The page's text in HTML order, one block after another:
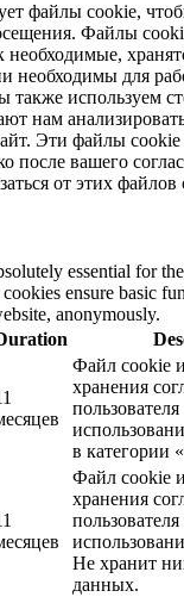
файлы cookie,
Файлы
необходимые,
необходимы для
также используем
нам
Эти файлы cookie
после вашего
от этих файлов
essential for
ensure basic
anonymously.
Файл cookie
хранения
пользователя
в категории
Файл cookie
хранения
пользователя
Не хранит
данных.